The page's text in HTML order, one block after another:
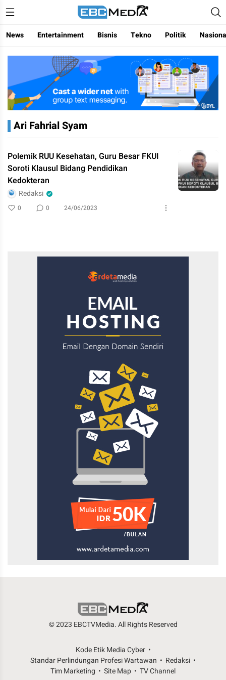
ebctvmedia
Menggapai Cakrawala Untuk Indonesia
News Entertainment Bisnis Tekno Politik
Ari Fahrial Syam
Polemik RUU Kesehatan, Guru Besar FKUI
Soroti Klausul Bidang Pendidikan
Kedokteran
Redaksi
0 0 24/06/2023
© 2023 EBCTVMedia. All Rights Reserved
Kode Etik Media Cyber
Standar Perlindungan Profesi Wartawan
Redaksi
Tim Marketing
Site Map TV Channel